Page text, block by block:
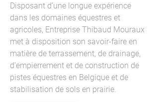
Disposant d’une longue expérience
dans les domaines équestres et
agricoles, Entreprise Thibaud Mouraux
met à disposition son savoir-faire en
matière de terrassement, de drainage,
d’empierrement et de construction de
pistes équestres en Belgique et de
stabilisation de sols en prairie.